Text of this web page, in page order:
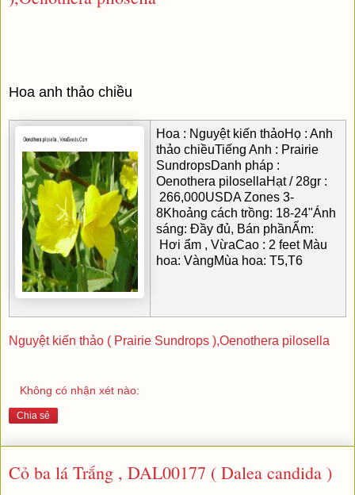
Hoa anh thảo chiều
Hoa : Nguyệt kiến thảoHọ : Anh
thảo chiềuTiếng Anh : Prairie
SundropsDanh pháp :
Oenothera pilosellaHạt / 28gr :
266,000USDA Zones 3-
8Khoảng cách trồng: 18-24"Ánh
sáng: Đầy đủ, Bán phần
Hơi ẩm , VừaCao : 2 feet Màu
hoa: VàngMùa hoa: T5,T6
Nguyệt kiến thảo ( Prairie Sundrops ),Oenothera pilosella
Không có nhận xét nào:
Chia sẻ
Cỏ ba lá Trắng , DAL00177 ( Dalea candida )